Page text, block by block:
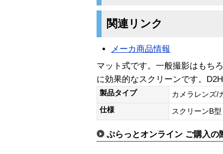
関連リンク
メーカ商品情報
マット式です。一般撮影はもち
に効果的なスクリーンです。
製品タイプ
カメラレンズ/
仕様
スクリーンB型
ぷらっとオンライン ご購入の